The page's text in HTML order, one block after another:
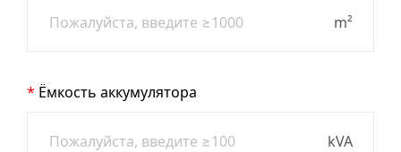
m²
Ёмкость аккумулятора
kVA